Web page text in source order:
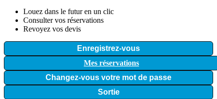
Louez dans le futur en un clic
Consulter vos réservations
Revoyez vos devis
Enregistrez-vous
Mes réservations
Changez-vous votre mot de passe
Sortie